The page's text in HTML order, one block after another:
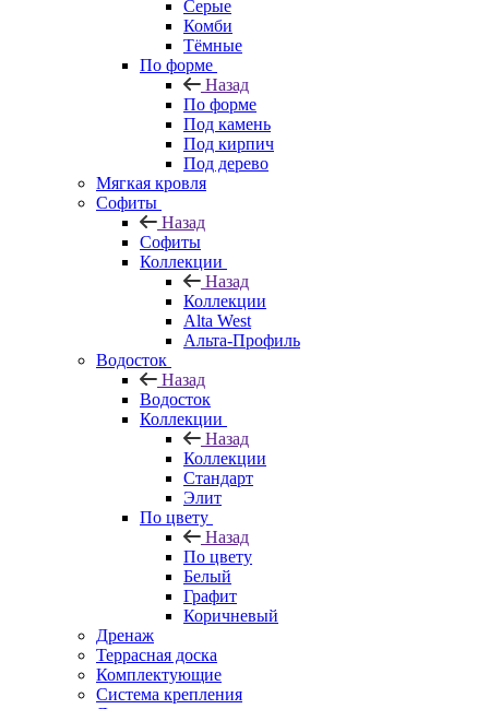
Серые
Комби
Тёмные
По форме
Назад
По форме
Под камень
Под кирпич
Под дерево
Мягкая кровля
Софиты
Назад
Софиты
Коллекции
Назад
Коллекции
Alta West
Альта-Профиль
Водосток
Назад
Водосток
Коллекции
Назад
Коллекции
Стандарт
Элит
По цвету
Назад
По цвету
Белый
Графит
Коричневый
Дренаж
Террасная доска
Комплектующие
Система крепления